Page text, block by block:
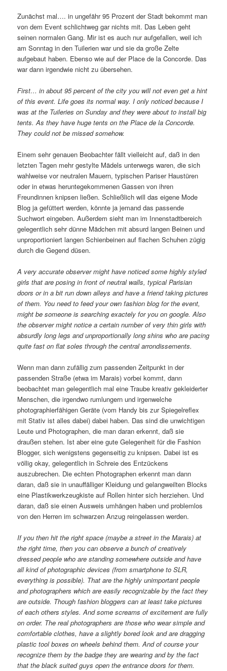
Zunächst mal…. in ungefähr 95 Prozent der Stadt bekommt man
von dem Event schlichtweg gar nichts mit. Das Leben geht
seinen normalen Gang. Mir ist es auch nur aufgefallen, weil ich
am Sonntag in den Tuilerien war und sie da große Zelte
aufgebaut haben. Ebenso wie auf der Place de la Concorde. Das
war dann irgendwie nicht zu übersehen.
First… in about 95 percent of the city you will not even get a hint
of this event. Life goes its normal way. I only noticed because I
was at the Tuileries on Sunday and they were about to install big
tents. As they have huge tents on the Place de la Concorde.
They could not be missed somehow.
Einem sehr genauen Beobachter fällt vielleicht auf, daß in den
letzten Tagen mehr gestylte Mädels unterwegs waren, die sich
wahlweise vor neutralen Mauern, typischen Pariser Haustüren
oder in etwas heruntegekommenen Gassen von ihren
Freundinnen knipsen ließen. Schließlich will das eigene Mode
Blog ja gefüttert werden, könnte ja jemand das passende
Suchwort eingeben. Außerdem sieht man im Innenstadtbereich
gelegentlich sehr dünne Mädchen mit absurd langen Beinen und
unproportioniert langen Schienbeinen auf flachen Schuhen zügig
durch die Gegend düsen.
A very accurate observer might have noticed some highly styled
girls that are posing in front of neutral walls, typical Parisian
doors or in a bit run down alleys and have a friend taking pictures
of them. You need to feed your own fashion blog for the event,
might be someone is searching exactely for you on google. Also
the observer might notice a certain number of very thin girls with
absurdly long legs and unproportionally long shins who are pacing
quite fast on flat soles through the central arrondissements.
Wenn man dann zufällig zum passenden Zeitpunkt in der
passenden Straße (etwa im Marais) vorbei kommt, dann
beobachtet man gelegentlich mal eine Traube kreativ gekleiderter
Menschen, die irgendwo rumlungern und irgenwelche
photographierfähigen Geräte (vom Handy bis zur Spiegelreflex
mit Stativ ist alles dabei) dabei haben. Das sind die unwichtigen
Leute und Photographen, die man daran erkennt, daß sie
draußen stehen. Ist aber eine gute Gelegenheit für die Fashion
Blogger, sich wenigstens gegenseitig zu knipsen. Dabei ist es
völlig okay, gelegentlich in Schreie des Entzückens
auszubrechen. Die echten Photographen erkennt man dann
daran, daß sie in unauffälliger Kleidung und gelangweilten Blocks
eine Plastikwerkzeugkiste auf Rollen hinter sich herziehen. Und
daran, daß sie einen Ausweis umhängen haben und problemlos
von den Herren im schwarzen Anzug reingelassen werden.
If you then hit the right space (maybe a street in the Marais) at
the right time, then you can observe a bunch of creatively
dressed people who are standing somewhere outside and have
all kind of photographic devices (from smartphone to SLR,
everything is possible). That are the highly unimportant people
and photographers which are easily recognizable by the fact they
are outside. Though fashion bloggers can at least take pictures
of each others styles. And some screams of excitement are fully
on order. The real photographers are those who wear simple and
comfortable clothes, have a slightly bored look and are dragging
plastic tool boxes on wheels behind them. And of course your
recognize them by the badge they are wearing and by the fact
that the black suited guys open the entrance doors for them.